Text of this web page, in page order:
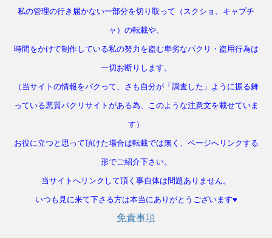
私の管理の行き届かない一部分を切り取って（スクショ、キャプチ
ャ）の転載や、
時間をかけて制作している私の努力を盗む卑劣なパクリ・盗用行為は
一切お断りします。
（当サイトの情報をパクって、さも自分が「調査した」ように振る舞
っている悪質パクリサイトがある為、このような注意文を載せていま
す）
お役に立つと思って頂けた場合は転載では無く、ページへリンクする
形でご紹介下さい。
当サイトへリンクして頂く事自体は問題ありません。
いつも見に来て下さる方は本当にありがとうございます♥
免責事項